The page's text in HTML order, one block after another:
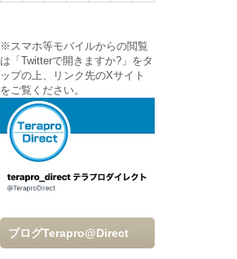
※スマホ等モバイルからの閲覧
は「Twitterで開きますか?」をタ
ップの上、リンク先のXサイト
をご覧ください。
ブログTerapro@Direct